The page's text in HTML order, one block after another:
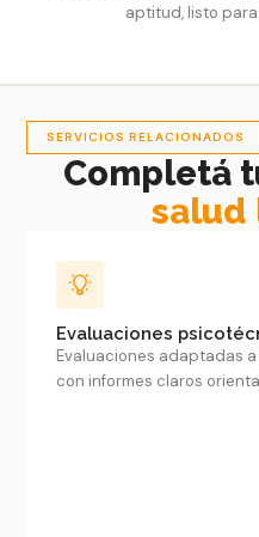
aptitud, listo
SERVICIOS RELACIONADOS
Completá
salud
Evaluaciones
Evaluaciones adaptadas
con informes claros